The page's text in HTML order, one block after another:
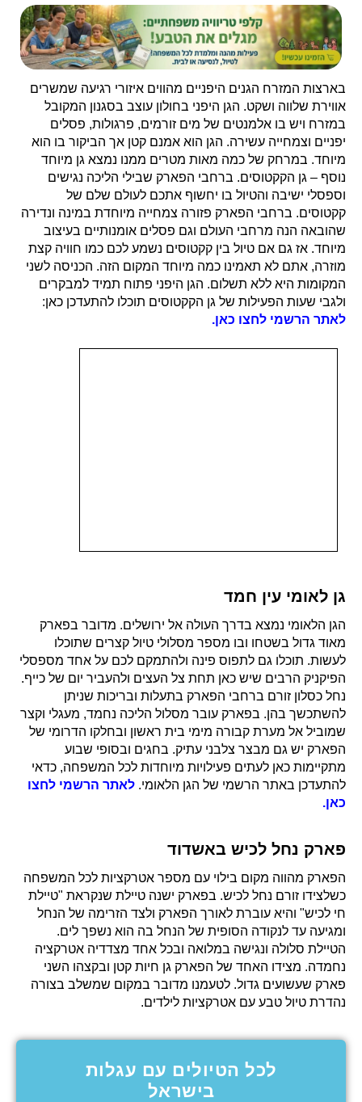
בארצות המזרח הגנים היפניים מהווים איזורי רגיעה שמשרים
אווירת שלווה ושקט. הגן היפני בחולון עוצב בסגנון המקובל
במזרח ויש בו אלמנטים של מים זורמים, פרגולות, פסלים
יפניים וצמחייה עשירה. הגן הוא אמנם קטן אך הביקור בו הוא
מיוחד. במרחק של כמה מאות מטרים ממנו נמצא גן מיוחד
נוסף – גן הקקטוסים. ברחבי הפארק שבילי הליכה נגישים
וספסלי ישיבה והטיול בו יחשוף אתכם לעולם שלם של
קקטוסים. ברחבי הפארק פזורה צמחייה מיוחדת במינה ונדירה
שהובאה הנה מרחבי העולם וגם פסלים אומנותיים בעיצוב
מיוחד. אז גם אם טיול בין קקטוסים נשמע לכם כמו חוויה קצת
מוזרה, אתם לא תאמינו כמה מיוחד המקום הזה. הכניסה לשני
המקומות היא ללא תשלום. הגן היפני פתוח תמיד למבקרים
ולגבי שעות הפעילות של גן הקקטוסים תוכלו להתעדכן כאן:
לאתר הרשמי לחצו כאן.
גן לאומי עין חמד
הגן הלאומי נמצא בדרך העולה אל ירושלים. מדובר בפארק
מאוד גדול בשטחו ובו מספר מסלולי טיול קצרים שתוכלו
לעשות. תוכלו גם לתפוס פינה ולהתמקם לכם על אחד מספסלי
הפיקניק הרבים שיש כאן תחת צל העצים ולהעביר יום של כייף.
נחל כסלון זורם ברחבי הפארק בתעלות ובריכות שניתן
להשתכשך בהן. בפארק עובר מסלול הליכה נחמד, מעגלי וקצר
שמוביל אל מערת קבורה מימי בית ראשון ובחלקו הדרומי של
הפארק יש גם מבצר צלבני עתיק. בחגים ובסופי שבוע
מתקיימות כאן לעתים פעילויות מיוחדות לכל המשפחה, כדאי
להתעדכן באתר הרשמי של הגן הלאומי. לאתר הרשמי לחצו
כאן.
פארק נחל לכיש באשדוד
הפארק מהווה מקום בילוי עם מספר אטרקציות לכל המשפחה
כשלצידו זורם נחל לכיש. בפארק ישנה טיילת שנקראת "טיילת
חי לכיש" והיא עוברת לאורך הפארק ולצד הזרימה של הנחל
ומגיעה עד לנקודה הסופית של הנחל בה הוא נשפך לים.
הטיילת סלולה ונגישה במלואה ובכל אחד מצדדיה אטרקציה
נחמדה. מצידו האחד של הפארק גן חיות קטן ובקצהו השני
פארק שעשועים גדול. לטעמנו מדובר במקום שמשלב בצורה
נהדרת טיול טבע עם אטרקציות לילדים.
לכל הטיולים עם עגלות
בישראל